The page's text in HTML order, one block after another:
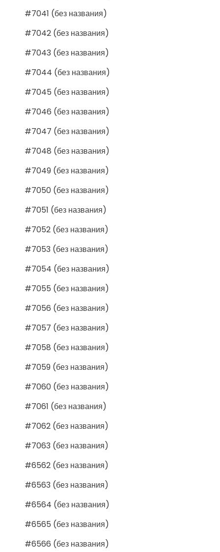
#7041 (без названия)
#7042 (без названия)
#7043 (без названия)
#7044 (без названия)
#7045 (без названия)
#7046 (без названия)
#7047 (без названия)
#7048 (без названия)
#7049 (без названия)
#7050 (без названия)
#7051 (без названия)
#7052 (без названия)
#7053 (без названия)
#7054 (без названия)
#7055 (без названия)
#7056 (без названия)
#7057 (без названия)
#7058 (без названия)
#7059 (без названия)
#7060 (без названия)
#7061 (без названия)
#7062 (без названия)
#7063 (без названия)
#6562 (без названия)
#6563 (без названия)
#6564 (без названия)
#6565 (без названия)
#6566 (без названия)